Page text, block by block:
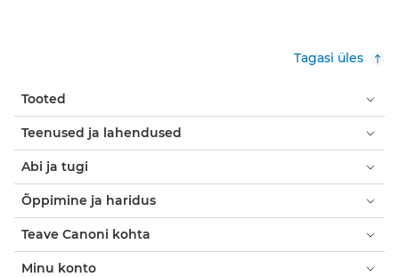
Tagasi üles
Tooted
Teenused ja lahendused
Abi ja tugi
Õppimine ja haridus
Teave Canoni kohta
Minu konto